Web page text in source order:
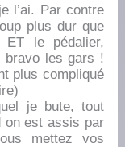
l’ai. Par contre
plus dur que
ET le pédalier,
bravo les gars !
plus compliqué
je bute, tout
on est assis par
mettez vos